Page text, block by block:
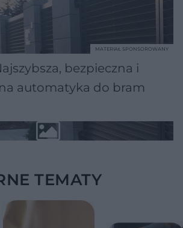
bezpieczna i
automatyka do bram
MATERIAŁ SPONSOROWANY
TEMATY